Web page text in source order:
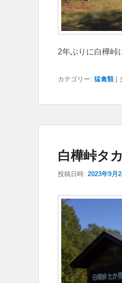
2年ぶりに白樺峠
カテゴリー: 猛禽類
白樺峠タ
投稿日時: 2023年9月